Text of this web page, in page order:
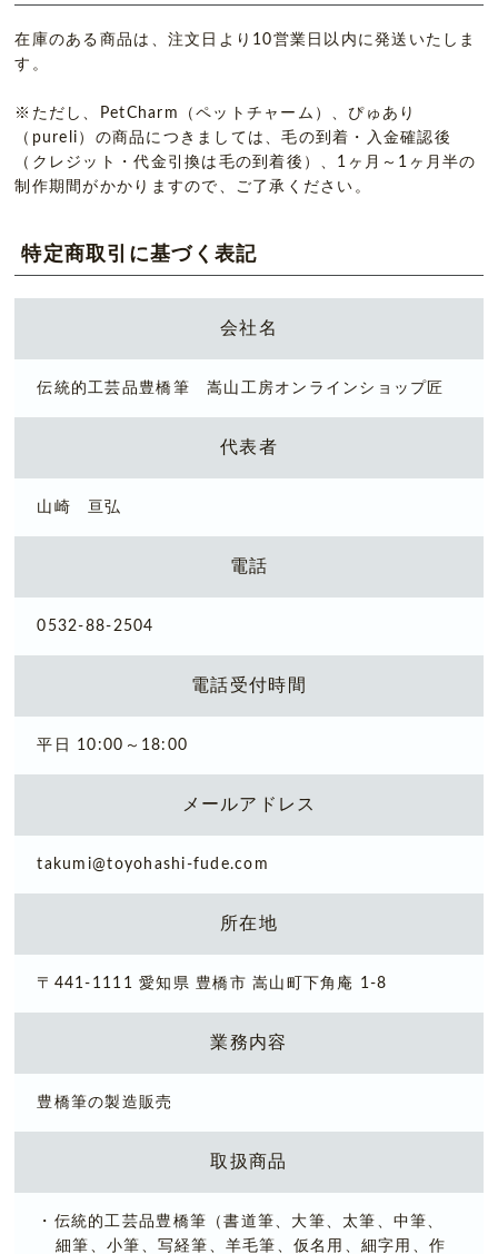
在庫のある商品は、注文日より10営業日以内に発送いたしま
す。
※ただし、PetCharm（ペットチャーム）、ぴゅあり
（pureli）の商品につきましては、毛の到着・入金確認後
（クレジット・代金引換は毛の到着後）、1ヶ月～1ヶ月半の
制作期間がかかりますので、ご了承ください。
特定商取引に基づく表記
会社名
伝統的工芸品豊橋筆 嵩山工房オンラインショップ匠
代表者
山崎 亘弘
電話
0532-88-2504
電話受付時間
平日 10:00～18:00
メールアドレス
takumi@toyohashi-fude.com
所在地
〒441-1111 愛知県 豊橋市 嵩山町下角庵 1-8
業務内容
豊橋筆の製造販売
取扱商品
・伝統的工芸品豊橋筆（書道筆、大筆、太筆、中筆、
細筆、小筆、写経筆、羊毛筆、仮名用、細字用、作